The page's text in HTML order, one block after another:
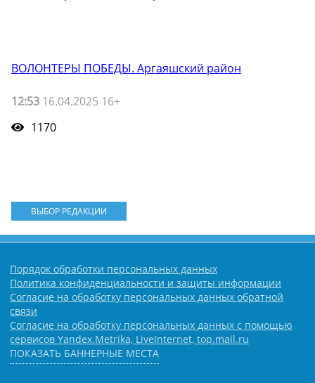
ВОЛОНТЕРЫ ПОБЕДЫ. Аргаяшский район
12:53 16.04.2025 16+
1170
ВЫБОР РЕДАКЦИИ
Порядок обработки персональных данных
Политика конфиденциальности и защиты информации
Согласие на обработку персональных данных обратной
связи
Согласие на обработку персональных данных с помощью
сервисов Yandex.Metrika, LiveInternet, top.mail.ru
ПОКАЗАТЬ БАННЕРНЫЕ МЕСТА